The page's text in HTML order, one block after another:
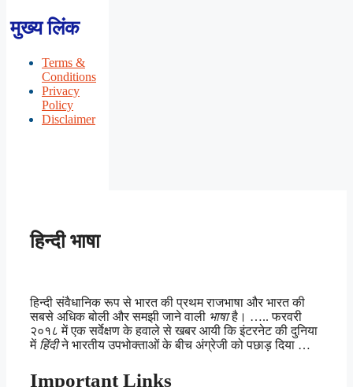
मुख्य लिंक
Terms &
Conditions
Privacy
Policy
Disclaimer
हिन्दी भाषा
हिन्दी संवैधानिक रूप से भारत की प्रथम राजभाषा और भारत की
सबसे अधिक बोली और समझी जाने वाली भाषाहै। ….. फरवरी
२०१८ में एक सर्वेक्षण के हवाले से खबर आयी कि इंटरनेट की दुनिया
में हिंदीने भारतीय उपभोक्ताओं के बीच अंग्रेजी को पछाड़ दिया …
Important Links